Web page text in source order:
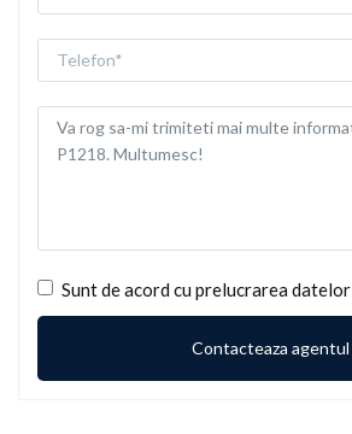
Sunt de acord cu prelucrarea datelor